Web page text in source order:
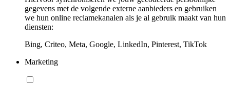
gegevens met de volgende externe aanbieders en gebruiken
we hun online reclamekanalen als je al gebruik maakt van hun
diensten:
Bing, Criteo, Meta, Google, LinkedIn, Pinterest, TikTok
Marketing